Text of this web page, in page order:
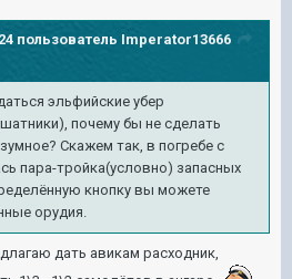
пользователь Imperator13666
эльфийские убер
почему бы не сделать
Скажем так, в погребе с
пара-тройка(условно) запасных
кнопку вы можете
орудия.
дать авикам расходник,